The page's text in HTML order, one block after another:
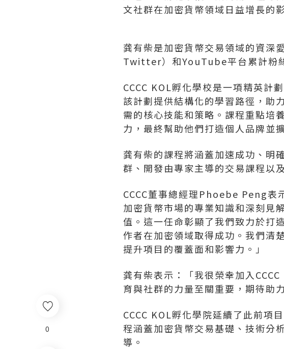
0
文社群在加密貨幣領域日益增長的
龚有柴是加密貨幣交易領域的資深
Twitter）和YouTube平台累計粉
CCCC KOL孵化學校是一項精英計
該計劃提供結構化的學習路徑，助
需的核心技能和策略。課程重點培
力，最終幫助他們打造個人品牌並
龚有柴的課程將涵蓋加速成功、明
群、開發由專家主導的交易課程以
CCCC董事總經理Phoebe Peng表
加密貨幣市場的專業知識和深刻見
值。這一任命彰顯了我們致力於打
作者在加密領域取得成功。我們清
提升項目的覆蓋面和影響力。」
龚有柴表示：「我很榮幸加入
育與社群的力量至關重要，期待助
CCCC KOL孵化學院延續了此前項
程涵蓋加密貨幣交易基礎、技術分
導。